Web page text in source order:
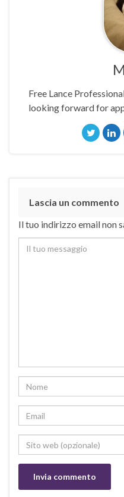
Free Lance
looking forward for
Lascia un commento
Il tuo indirizzo email non